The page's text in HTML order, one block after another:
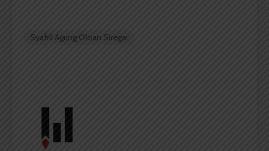
Syafril Agung Oloan Siregar